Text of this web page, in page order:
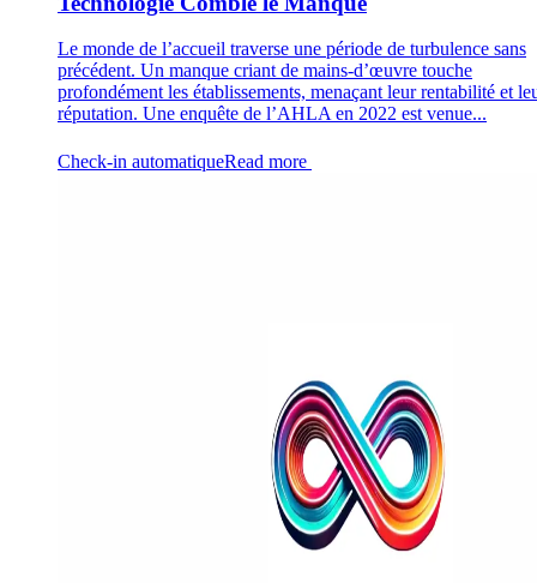
Le monde de l’accueil traverse une période de turbulence sans
précédent. Un manque criant de mains-d’œuvre touche
profondément les établissements, menaçant leur rentabilité et
réputation. Une enquête de l’AHLA en 2022 est venue...
Check-in automatiqueRead more